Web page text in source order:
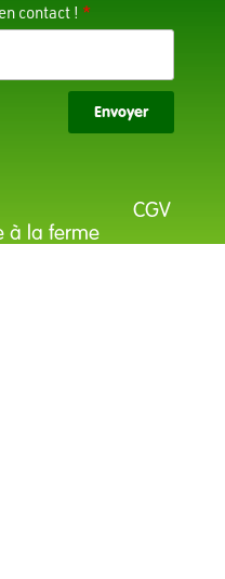
contact !
Envoyer
CGV
à la ferme